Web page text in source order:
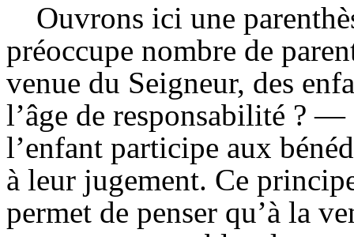
Ouvrons ici une
préoccupe nombre de
venue du Seigneur, des
l’âge de responsabilité ?
l’enfant participe aux
à leur jugement. Ce
permet de penser qu’à la